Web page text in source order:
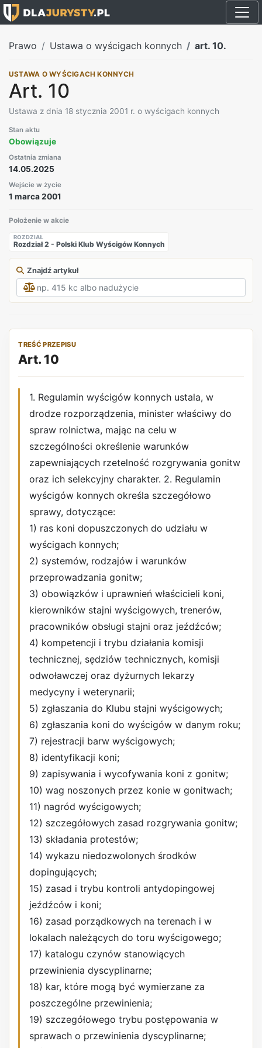
Prawo Ustawa o wyścigach konnych art. 10.
USTAWA O WYŚCIGACH KONNYCH
Art. 10
Ustawa z dnia 18 stycznia 2001 r. o wyścigach konnych
Stan aktu
Obowiązuje
Ostatnia zmiana
14.05.2025
Wejście w życie
1 marca 2001
Położenie w akcie
ROZDZIAŁ
Rozdział 2 - Polski Klub Wyścigów Konnych
Znajdź artykuł
TREŚĆ PRZEPISU
Art. 10
1. Regulamin wyścigów konnych ustala, w
drodze rozporządzenia, minister właściwy do
spraw rolnictwa, mając na celu w
szczególności określenie warunków
zapewniających rzetelność rozgrywania gonitw
oraz ich selekcyjny charakter. 2. Regulamin
wyścigów konnych określa szczegółowo
sprawy, dotyczące:
1) ras koni dopuszczonych do udziału w
wyścigach konnych;
2) systemów, rodzajów i warunków
przeprowadzania gonitw;
3) obowiązków i uprawnień właścicieli koni,
kierowników stajni wyścigowych, trenerów,
pracowników obsługi stajni oraz jeźdźców;
4) kompetencji i trybu działania komisji
technicznej, sędziów technicznych, komisji
odwoławczej oraz dyżurnych lekarzy
medycyny i weterynarii;
5) zgłaszania do Klubu stajni wyścigowych;
6) zgłaszania koni do wyścigów w danym roku;
7) rejestracji barw wyścigowych;
8) identyfikacji koni;
9) zapisywania i wycofywania koni z gonitw;
10) wag noszonych przez konie w gonitwach;
11) nagród wyścigowych;
12) szczegółowych zasad rozgrywania gonitw;
13) składania protestów;
14) wykazu niedozwolonych środków
dopingujących;
15) zasad i trybu kontroli antydopingowej
jeźdźców i koni;
16) zasad porządkowych na terenach i w
lokalach należących do toru wyścigowego;
17) katalogu czynów stanowiących
przewinienia dyscyplinarne;
18) kar, które mogą być wymierzane za
poszczególne przewinienia;
19) szczegółowego trybu postępowania w
sprawach o przewinienia dyscyplinarne;